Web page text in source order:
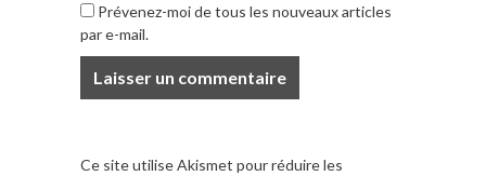
Prévenez-moi de tous les nouveaux articles
par e-mail.
Ce site utilise Akismet pour réduire les